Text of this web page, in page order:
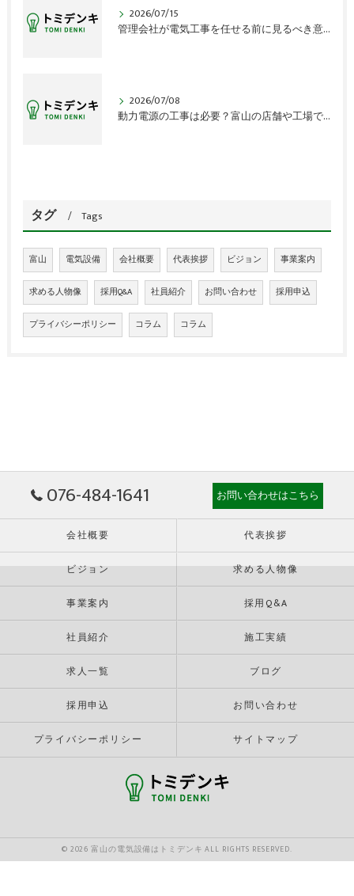
2026/07/15
管理会社が電気工事を任せる前に見るべき意外な盲点
2026/07/08
動力電源の工事は必要？富山の店舗や工場で見落とす確認点
タグ Tags
富山 電気設備 会社概要 代表挨拶 ビジョン 事業案内
求める人物像 採用Q&A 社員紹介 お問い合わせ 採用申込
プライバシーポリシー コラム コラム
076-484-1641 お問い合わせはこちら
会社概要 代表挨拶
ビジョン 求める人物像
事業案内 採用Q&A
社員紹介 施工実績
求人一覧 ブログ
採用申込 お問い合わせ
プライバシーポリシー サイトマップ
© 2026 富山の電気設備はトミデンキ ALL RIGHTS RESERVED.